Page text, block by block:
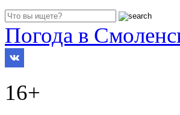
Погода в
16+